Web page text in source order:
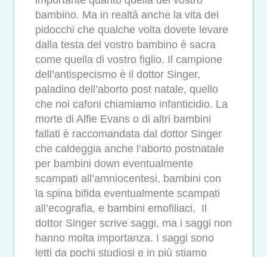
bambino. Ma in realtà anche la vita dei
pidocchi che qualche volta dovete levare
dalla testa del vostro bambino è sacra
come quella di vostro figlio. Il campione
dell’antispecismo è il dottor Singer,
paladino dell’aborto post natale, quello
che noi cafoni chiamiamo infanticidio. La
morte di Alfie Evans o di altri bambini
fallati è raccomandata dal dottor Singer
che caldeggia anche l’aborto postnatale
per bambini down eventualmente
scampati all’amniocentesi, bambini con
la spina bifida eventualmente scampati
all’ecografia, e bambini emofiliaci. Il
dottor Singer scrive saggi, ma i saggi non
hanno molta importanza. I saggi sono
letti da pochi studiosi e in più stiamo